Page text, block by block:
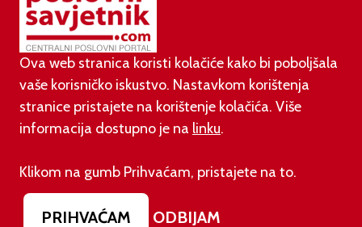
kilometara
Footer menu
O nama Impressum
Uvjeti korištenja
Ova web stranica koristi kolačiće kako bi poboljšala
vaše korisničko iskustvo. Nastavkom korištenja
stranice pristajete na korištenje kolačića. Više
informacija dostupno je na linku.
Klikom na gumb Prihvaćam, pristajete na to.
PRIHVAĆAM ODBIJAM